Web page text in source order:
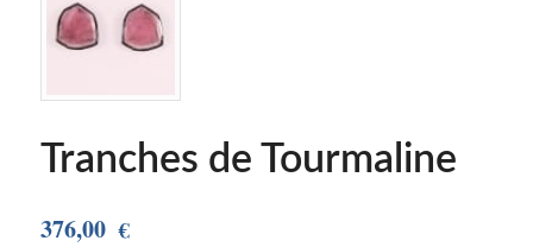
Tranches de Tourmaline
376,00 €